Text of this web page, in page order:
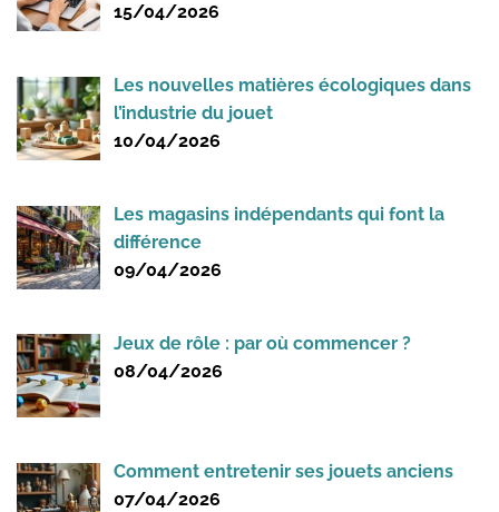
15/04/2026
Les nouvelles matières écologiques dans
l’industrie du jouet
10/04/2026
Les magasins indépendants qui font la
différence
09/04/2026
Jeux de rôle : par où commencer ?
08/04/2026
Comment entretenir ses jouets anciens
07/04/2026